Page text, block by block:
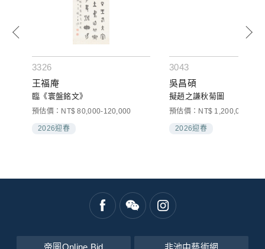
3326
王福庵
臨《寰盤銘文》
預估價：NT$ 80,000-120,000
2026迎春
3043
吳昌碩
擬趙之謙秋菊圖
預估價：NT$ 1,200,000-
2026迎春
帝圖Online Bid 非池中藝術網